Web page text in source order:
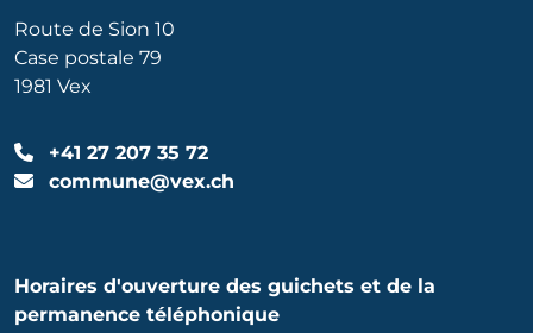
Route de Sion 10
Case postale 79
1981 Vex
+41 27 207 35 72
commune@vex.ch
Horaires d'ouverture des guichets et de la
permanence téléphonique